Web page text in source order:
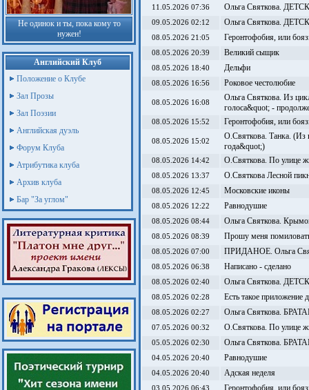
Не одинок и ты, пока кому то
нужен!
Английский Клуб
Положение о Клубе
Зал Прозы
Зал Поэзии
Английская дуэль
Форум Клуба
Атрибутика клуба
Архив клуба
Бар "За углом"
11.05.2026 07:36 Ольга Святкова.
09.05.2026 02:12 Ольга Святкова.
08.05.2026 21:05 Геронтофобия, или
08.05.2026 20:39 Великий сыщик
08.05.2026 18:40 Дельфи
08.05.2026 16:56 Роковое честолюбие
08.05.2026 16:08
Ольга Святкова. Из
голоса&quot; -
08.05.2026 15:52 Геронтофобия, или
08.05.2026 15:02
О.Святкова. Танка. (Из
года&quot;)
08.05.2026 14:42 О.Святкова. По улице
08.05.2026 13:37 О.Святкова Лесной
08.05.2026 12:45 Московские иконы
08.05.2026 12:22 Равнодушие
08.05.2026 08:44 Ольга Святкова.
08.05.2026 08:39 Прошу меня
08.05.2026 07:00 ПРИДАНОЕ. Ольга
08.05.2026 06:38 Написано - сделано
08.05.2026 02:40 Ольга Святкова.
08.05.2026 02:28 Есть такое приложение
08.05.2026 02:27 Ольга Святкова.
07.05.2026 00:32 О.Святкова. По улице
05.05.2026 02:30 Ольга Святкова.
04.05.2026 20:40 Равнодушие
04.05.2026 20:40 Адская неделя
03.05.2026 06:43 Геронтофобия, или